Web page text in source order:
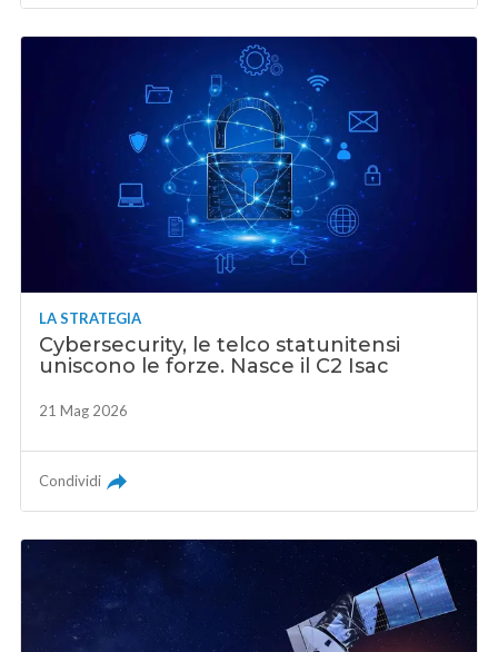
LA STRATEGIA
Cybersecurity, le telco statunitensi
uniscono le forze. Nasce il C2 Isac
21 Mag 2026
Condividi